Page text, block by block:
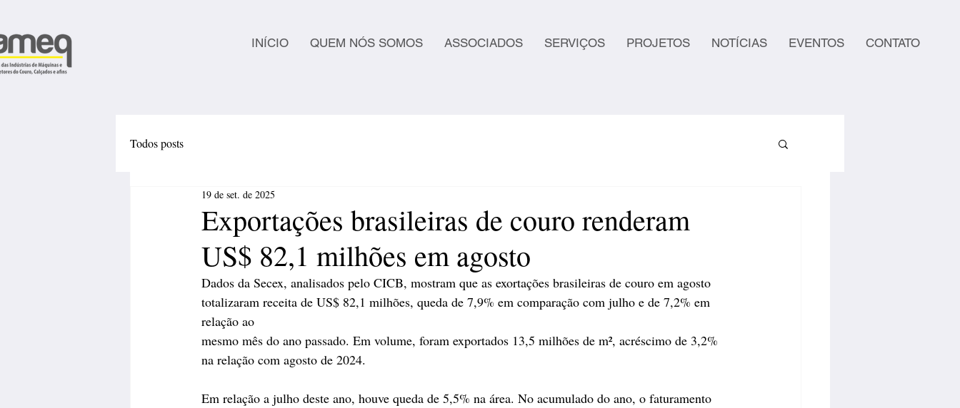
INÍCIO QUEM NÓS SOMOS ASSOCIADOS SERVIÇOS PROJETOS NOTÍCIAS EVENTOS CONTATO
Todos posts
Exportações brasileiras de couro renderam
US$ 82,1 milhões em agosto
19 de set. de 2025
Dados da Secex, analisados pelo CICB, mostram que as exortações brasileiras de couro em agosto
totalizaram receita de US$ 82,1 milhões, queda de 7,9% em comparação com julho e de 7,2% em
relação ao
mesmo mês do ano passado. Em volume, foram exportados 13,5 milhões de m², acréscimo de 3,2%
na relação com agosto de 2024.
Em relação a julho deste ano, houve queda de 5,5% na área. No acumulado do ano, o faturamento